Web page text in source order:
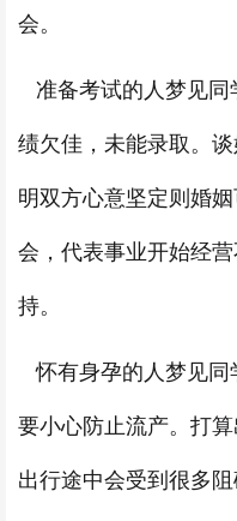
会。
准备考试的人梦见同
绩欠佳，未能录取。
明双方心意坚定则婚
会，代表事业开始经
持。
怀有身孕的人梦见同
要小心防止流产。打
出行途中会受到很多阻